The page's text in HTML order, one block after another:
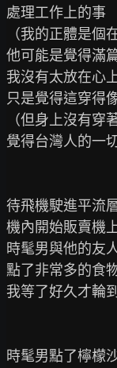
處理工作上的事
（我的正體是個
他可能是覺得滿
我沒有太放在心
只是覺得這穿得
（但身上沒有穿
覺得台灣人的一
待飛機駛進平流
機內開始販賣機
時髦男與他的友
點了非常多的食
我等了好久才輪
時髦男點了檸檬